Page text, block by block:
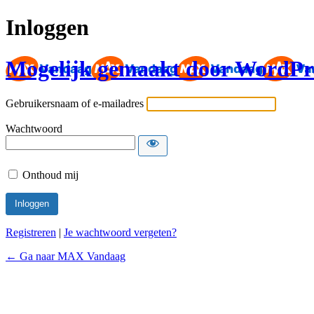
Inloggen
Mogelijk gemaakt door
Gebruikersnaam of e-mailadres
Wachtwoord
Onthoud mij
Registreren | Je wachtwoord vergeten?
← Ga naar MAX Vandaag